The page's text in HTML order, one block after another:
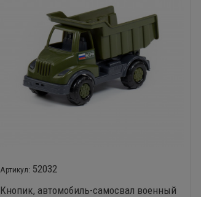
52032
Кнопик, автомобиль-самосвал военный